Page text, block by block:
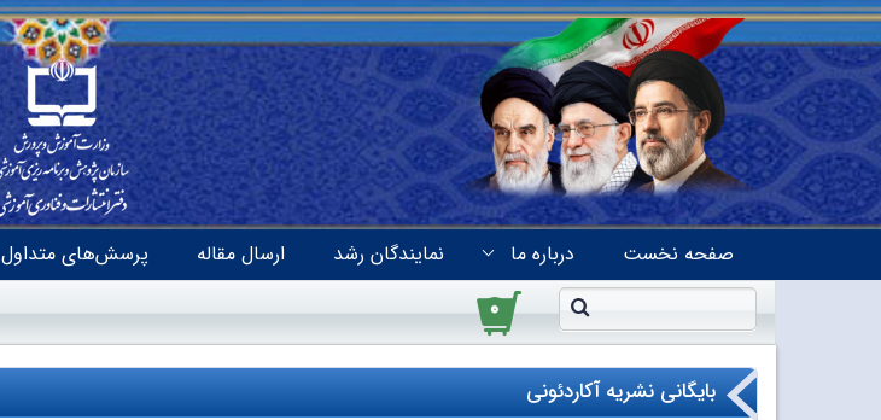
صفحه نخست درباره ما نمایندگان رشد ارسال مقاله پرسش‌های متداول
۰
بایگانی نشریه آکاردئونی